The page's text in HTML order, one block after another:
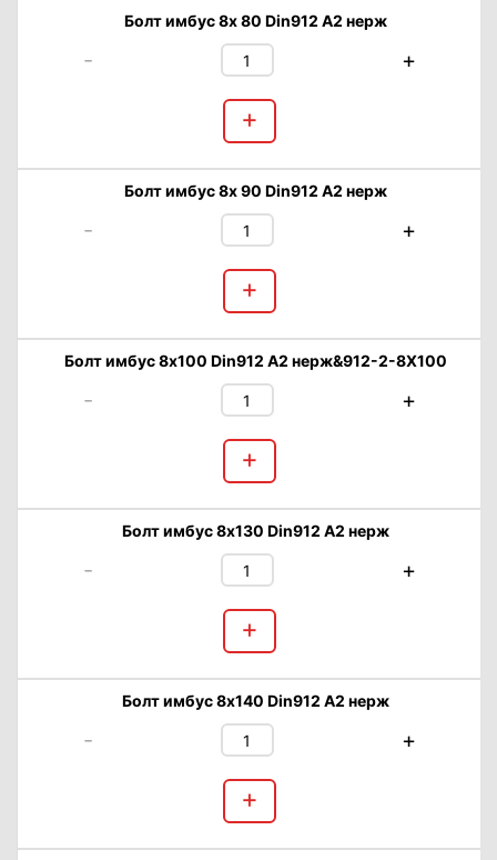
Болт имбус 8х 80 Din912 А2 нерж
- +
+
Болт имбус 8х 90 Din912 А2 нерж
- +
+
Болт имбус 8х100 Din912 А2 нерж&912-2-8X100
- +
+
Болт имбус 8х130 Din912 А2 нерж
- +
+
Болт имбус 8х140 Din912 А2 нерж
- +
+